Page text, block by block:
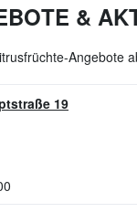
&
Angebote
19